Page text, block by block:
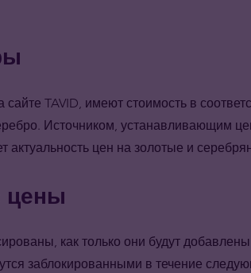
TAVID, имеют стоимость в
Источником, устанавливающим
актуальность цен на золотые и
цены
как только они будут
заблокированными в течение